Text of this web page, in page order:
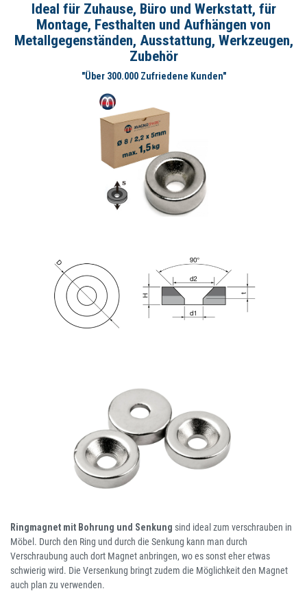
Ideal für Zuhause, Büro und Werkstatt, für
Montage, Festhalten und Aufhängen von
Metallgegenständen, Ausstattung, Werkzeugen,
Zubehör
"Über 300.000 Zufriedene Kunden"
Ringmagnet mit Bohrung und Senkung sind ideal zum verschrauben in
Möbel. Durch den Ring und durch die Senkung kann man durch
Verschraubung auch dort Magnet anbringen, wo es sonst eher etwas
schwierig wird. Die Versenkung bringt zudem die Möglichkeit den Magnet
auch plan zu verwenden.